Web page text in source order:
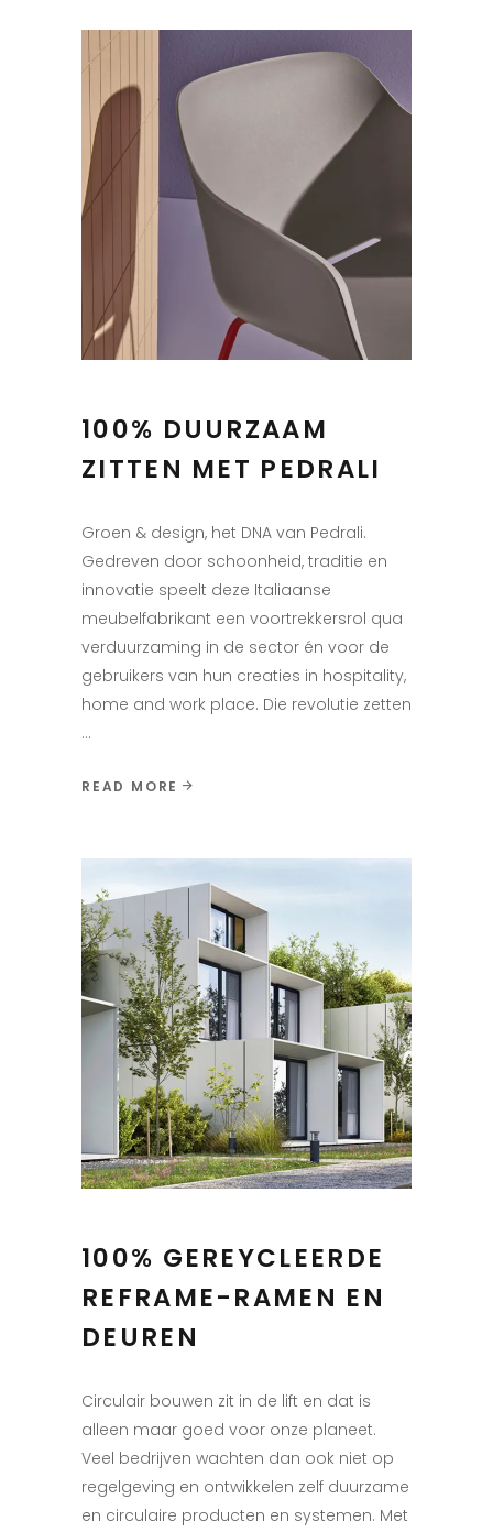
100% DUURZAAM
ZITTEN MET PEDRALI
Groen & design, het DNA van Pedrali.
Gedreven door schoonheid, traditie en
innovatie speelt deze Italiaanse
meubelfabrikant een voortrekkersrol qua
verduurzaming in de sector én voor de
gebruikers van hun creaties in hospitality,
home and work place. Die revolutie zetten
READ MORE
100% GEREYCLEERDE
REFRAME-RAMEN EN
DEUREN
Circulair bouwen zit in de lift en dat is
alleen maar goed voor onze planeet.
Veel bedrijven wachten dan ook niet op
regelgeving en ontwikkelen zelf duurzame
en circulaire producten en systemen. Met